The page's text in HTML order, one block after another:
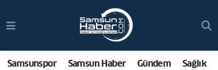
Samsunspor Samsun Haber Gündem Sağlık
Samsun Haber
Trafik Durumu